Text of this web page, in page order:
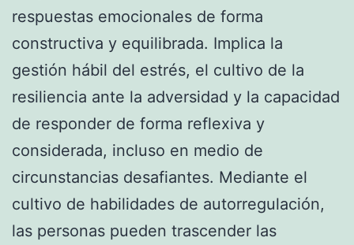
respuestas emocionales de forma
constructiva y equilibrada. Implica la
gestión hábil del estrés, el cultivo de la
resiliencia ante la adversidad y la capacidad
de responder de forma reflexiva y
considerada, incluso en medio de
circunstancias desafiantes. Mediante el
cultivo de habilidades de autorregulación,
las personas pueden trascender las